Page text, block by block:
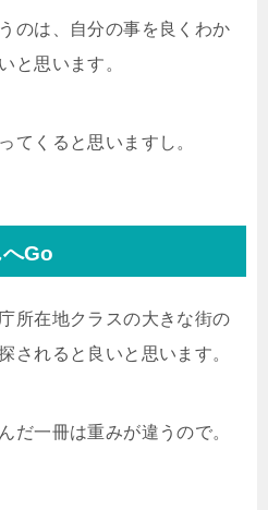
のは、自分の事を良くわか
と思います。
てくると思いますし。
Go
所在地クラスの大きな街の
されると良いと思います。
だ一冊は重みが違うので。